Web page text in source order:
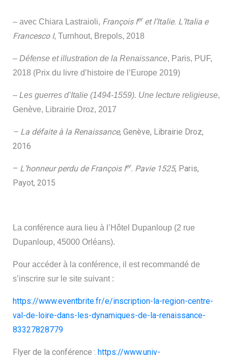
– avec Chiara Lastraioli, François Ieret l’Italie. L’Italia e
Francesco I, Turnhout, Brepols, 2018
– Défense et illustration de la Renaissance, Paris, PUF,
2018 (Prix du livre d’histoire de l’Europe 2019)
– Les guerres d’Italie (1494-1559). Une lecture religieuse,
Genève, Librairie Droz, 2017
– La défaite à la Renaissance, Genève, Librairie Droz,
2016
– L’honneur perdu de François Ier. Pavie 1525, Paris,
Payot, 2015
La conférence aura lieu à l’Hôtel Dupanloup (2 rue
Dupanloup, 45000 Orléans).
Pour accéder à la conférence, i l est recommandé de
s’inscrire sur le site suivant :
https://www.eventbrite.fr/e/inscription-la-region-centre-
val-de-loire-dans-les-dynamiques-de-la-renaissance-
83327828779
Flyer de la conférence : https://www.univ-